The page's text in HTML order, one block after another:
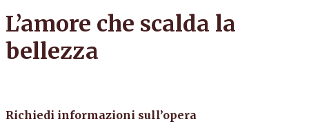
L’amore che scalda la
bellezza
Richiedi informazioni sull’opera